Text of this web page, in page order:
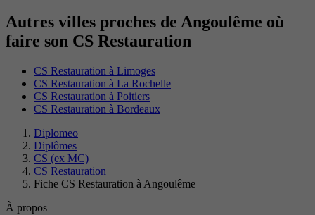
Autres villes proches de Angoulême où
faire son CS Restauration
CS Restauration à Limoges
CS Restauration à La Rochelle
CS Restauration à Poitiers
CS Restauration à Bordeaux
Diplomeo
Diplômes
CS (ex MC)
CS Restauration
Fiche CS Restauration à Angoulême
À propos